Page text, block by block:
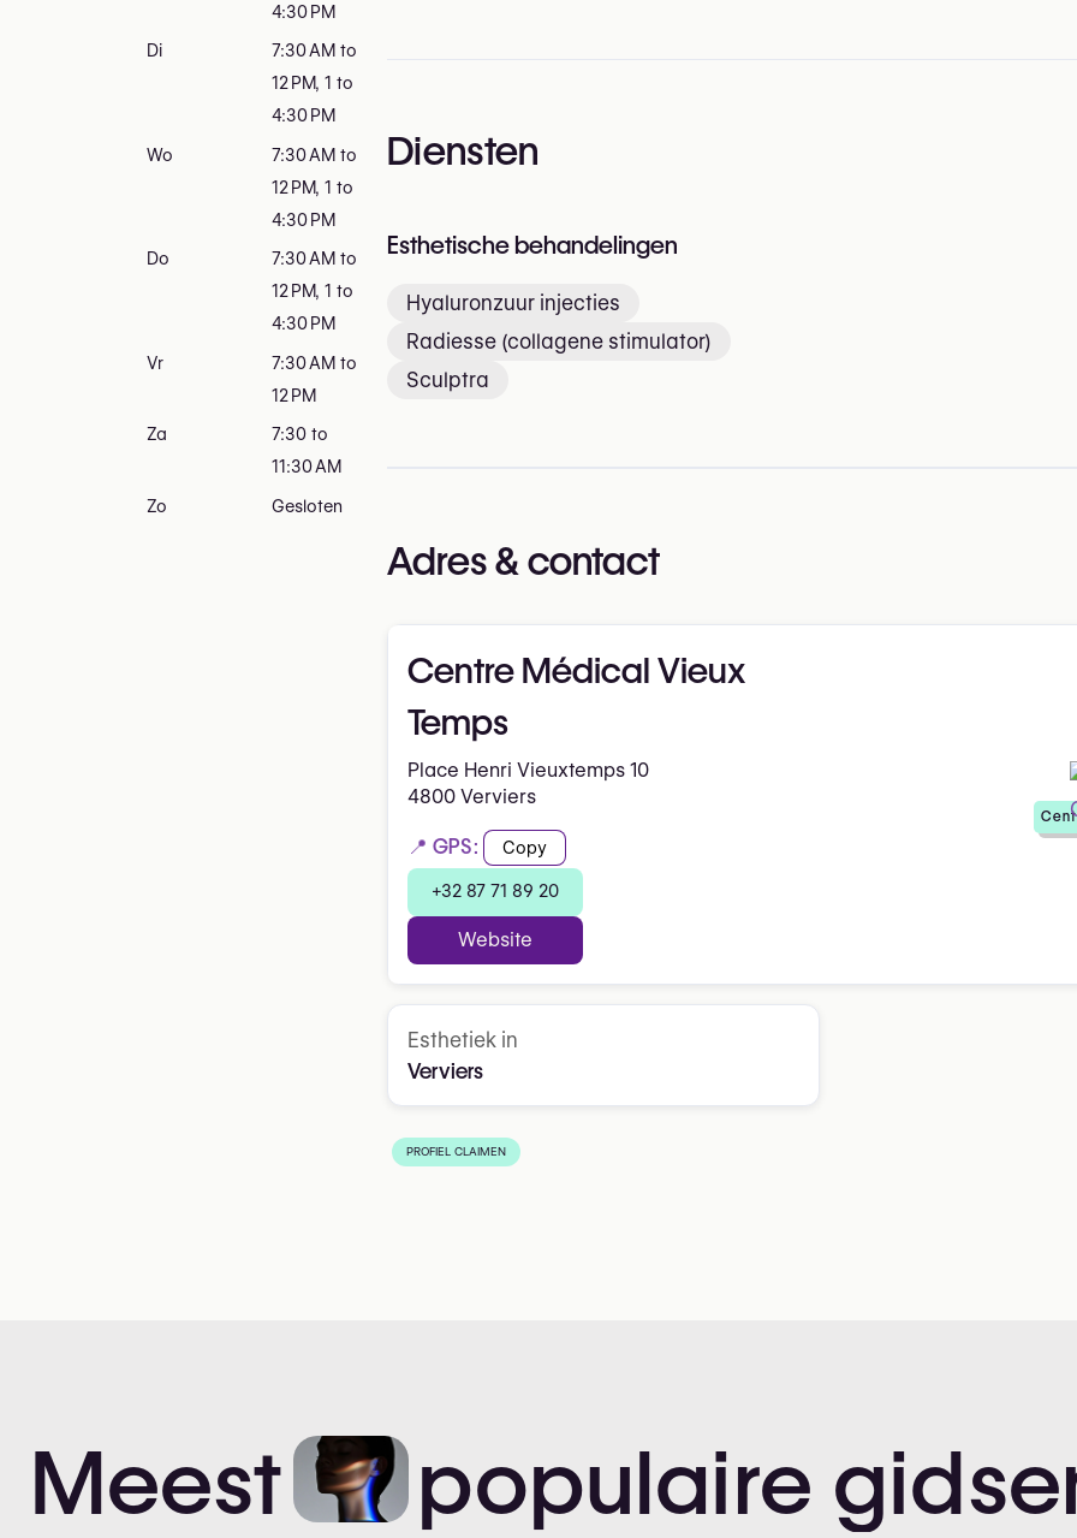
Diensten
Esthetische behandelingen
Hyaluronzuur injecties
Radiesse (collagene stimulator)
Sculptra
Adres & contact
Centre Médical Vieux
Temps
Place Henri Vieuxtemps 10
4800 Verviers
📍 GPS: Copy
+32 87 71 89 20
Website
Esthetiek in
Verviers
PROFIEL CLAIMEN
4:30 PM
Di
7:30 AM to
12 PM, 1 to
4:30 PM
Wo
7:30 AM to
12 PM, 1 to
4:30 PM
Do
7:30 AM to
12 PM, 1 to
4:30 PM
Vr
7:30 AM to
12 PM
Za
7:30 to
11:30 AM
Zo Gesloten
Meest populaire